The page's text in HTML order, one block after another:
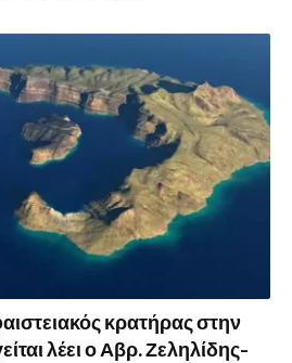
κρατήρας στην
λέει ο Αβρ. Ζεληλίδης-